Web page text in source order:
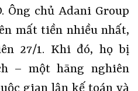
Ông chủ Adani Group
mất tiền nhiều nhất,
27/1. Khi đó, họ bị
– một hãng nghiên